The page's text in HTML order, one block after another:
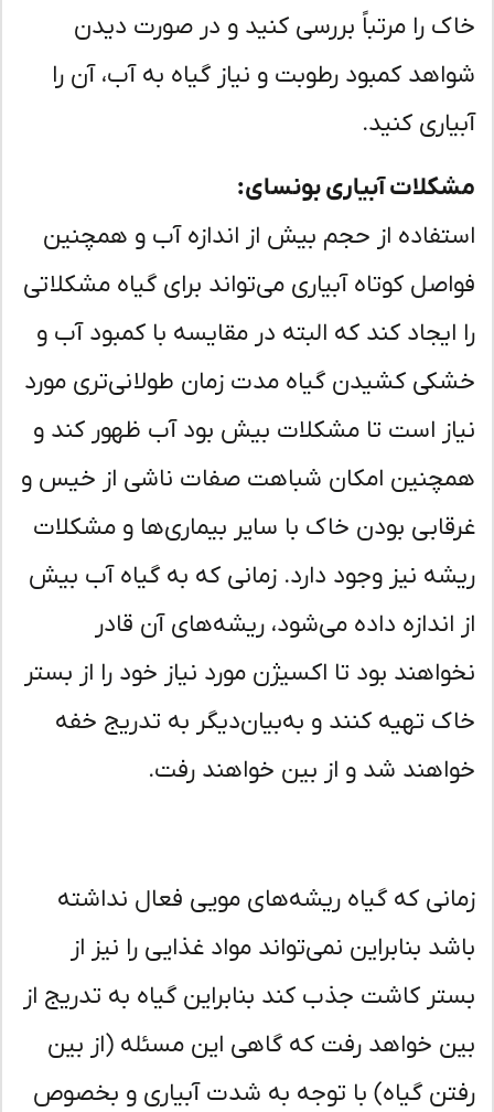
را مرتباً بررسی کنید و در صورت دیدن
کمبود رطوبت و نیاز گیاه به آب، آن را
کنید.
آبیاری بونسای:
از حجم بیش از اندازه آب و همچنین
کوتاه آبیاری می‌تواند برای گیاه مشکلاتی
ایجاد کند که البته در مقایسه با کمبود آب و
کشیدن گیاه مدت زمان طولانی‌تری مورد
است تا مشکلات بیش بود آب ظهور کند و
امکان شباهت صفات ناشی از خیس و
بودن خاک با سایر بیماری‌ها و مشکلات
نیز وجود دارد. زمانی که به گیاه آب بیش
اندازه داده می‌شود، ریشه‌های آن قادر
بود تا اکسیژن مورد نیاز خود را از بستر
تهیه کنند و به‌بیان‌دیگر به تدریج خفه
شد و از بین خواهند رفت.
که گیاه ریشه‌های مویی فعال نداشته
بنابراین نمی‌تواند مواد غذایی را نیز از
کاشت جذب کند بنابراین گیاه به تدریج از
خواهد رفت که گاهی این مسئله (از بین
گیاه) با توجه به شدت آبیاری و بخصوص